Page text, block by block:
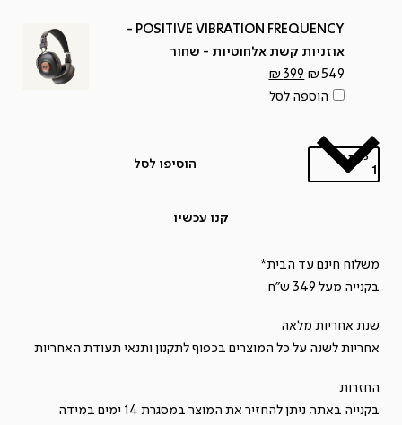
POSITIVE VIBRATION FREQUENCY -
אוזניות קשת אלחוטיות - שחור
₪549
המחיר
המקורי
₪ 399
המחיר
הנוכחיהוספה לסל
כמות
SOUL
REBEL
IN
ONE
הוסיפו לסל
קנו עכשיו
משלוח חינם עד הבית*
בקנייה מעל 349 ש"ח
שנת אחריות מלאה
אחריות לשנה על כל המוצרים בכפוף לתקנון ותנאי תעודת האחריות
החזרות
בקנייה באתר, ניתן להחזיר את המוצר במסגרת 14 ימים במידה